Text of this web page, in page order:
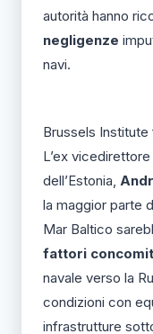
autorità hanno
negligenze
navi.
Brussels
L’ex
dell’Estonia,
la maggior parte
Mar Baltico
fattori
navale verso la
condizioni con
infrastrutture